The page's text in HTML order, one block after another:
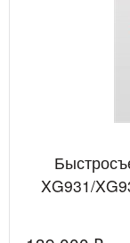
XG931/